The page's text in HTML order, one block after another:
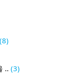
(8)
.. (3)